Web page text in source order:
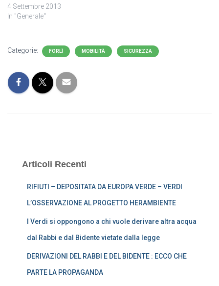
4 Settembre 2013
In "Generale"
Categorie: FORLÌ MOBILITÀ SICUREZZA
Articoli Recenti
RIFIUTI – DEPOSITATA DA EUROPA VERDE – VERDI
L’OSSERVAZIONE AL PROGETTO HERAMBIENTE
I Verdi si oppongono a chi vuole derivare altra acqua
dal Rabbi e dal Bidente vietate dalla legge
DERIVAZIONI DEL RABBI E DEL BIDENTE : ECCO CHE
PARTE LA PROPAGANDA